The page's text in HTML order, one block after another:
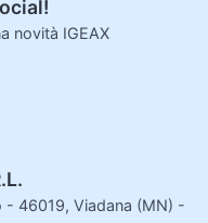
novità IGEAX
- 46019, Viadana (MN) -